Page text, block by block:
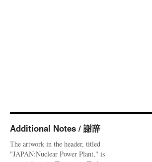
Additional Notes / 謝辞
The artwork in the header, titled
"JAPAN:Nuclear Power Plant," is